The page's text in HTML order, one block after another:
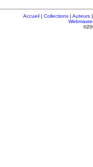
Accueil | Collections | Auteurs